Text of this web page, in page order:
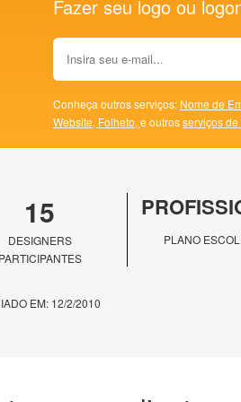
Fazer seu logo ou
Conheça outros serviços: Nome de
Website, Folheto, e outrosserviços
15
DESIGNERS
PARTICIPANTES
PLANO
EM: 12/2/2010